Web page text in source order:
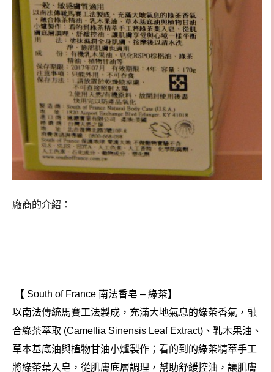
廠商的介紹：
【 South of France 南法香皂 – 綠茶】
以南法傳統馬賽工法製成，充滿大地氣息的綠茶香氣，融
合綠茶萃取 (Camellia Sinensis Leaf Extract) 、乳木果油、
草本基底油與植物甘油小爐製作；看的到的綠茶精萃手工
將綠茶葉入皂，從肌膚底層調理，幫助舒緩控油，讓肌膚